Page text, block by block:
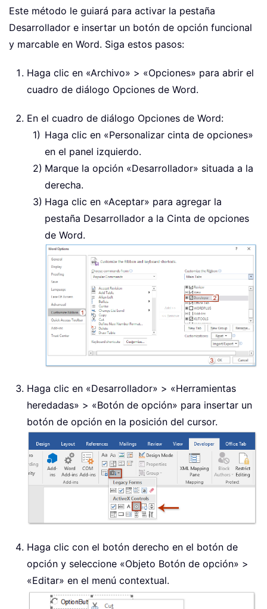
Este método le guiará para activar la pestaña
Desarrollador e insertar un botón de opción funcional
y marcable en Word. Siga estos pasos:
Haga clic en «Archivo» > «Opciones» para abrir el
cuadro de diálogo Opciones de Word.
En el cuadro de diálogo Opciones de Word:
Haga clic en «Personalizar cinta de opciones»
en el panel izquierdo.
Marque la opción «Desarrollador» situada a la
derecha.
Haga clic en «Aceptar» para agregar la
pestaña Desarrollador a la Cinta de opciones
de Word.
Haga clic en «Desarrollador» > «Herramientas
heredadas» > «Botón de opción» para insertar un
botón de opción en la posición del cursor.
Haga clic con el botón derecho en el botón de
opción y seleccione «Objeto Botón de opción» >
«Editar» en el menú contextual.